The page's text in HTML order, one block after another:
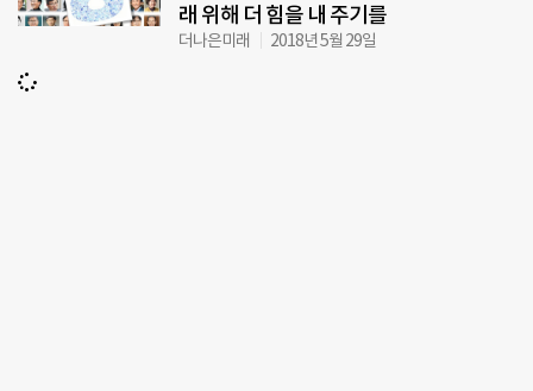
래 위해 더 힘을 내 주기를
더나은미래 2018년 5월 29일